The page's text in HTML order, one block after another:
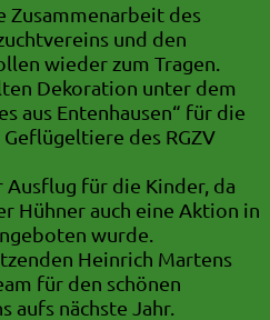
Zusammenarbeit des
und den
wieder zum Tragen.
Dekoration unter dem
aus Entenhausen“ für die
des RGZV
für die Kinder, da
Hühner auch eine Aktion in
wurde.
Heinrich Martens
für den schönen
aufs nächste Jahr.